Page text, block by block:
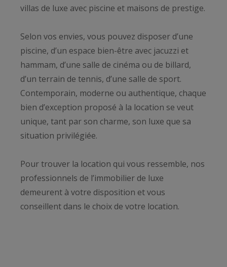
villas de luxe avec piscine et maisons de prestige.
Selon vos envies, vous pouvez disposer d’une
piscine, d’un espace bien-être avec jacuzzi et
hammam, d’une salle de cinéma ou de billard,
d’un terrain de tennis, d’une salle de sport.
Contemporain, moderne ou authentique, chaque
bien d’exception proposé à la location se veut
unique, tant par son charme, son luxe que sa
situation privilégiée.
Pour trouver la location qui vous ressemble, nos
professionnels de l’immobilier de luxe
demeurent à votre disposition et vous
conseillent dans le choix de votre location.